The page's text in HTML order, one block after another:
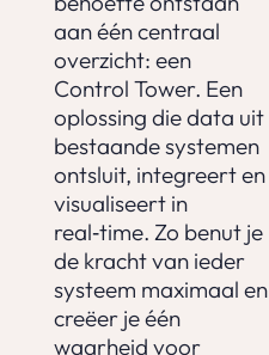
aan één centraal
overzicht: een
Control Tower. Een
oplossing die data uit
bestaande systemen
ontsluit, integreert en
visualiseert in
real‑time. Zo benut je
de kracht van ieder
systeem maximaal en
creëer je één
waarheid voor